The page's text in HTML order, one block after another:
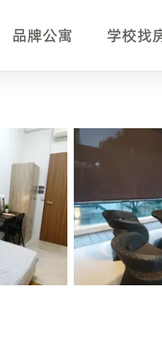
品牌公寓 学校找
租、设施和附近学校